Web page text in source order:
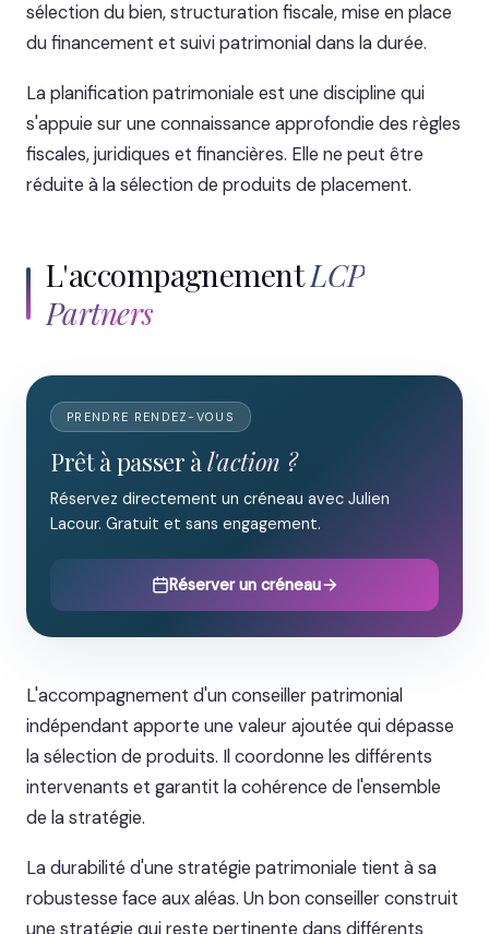
sélection du bien, structuration fiscale, mise en place
du financement et suivi patrimonial dans la durée.
La planification patrimoniale est une discipline qui
s'appuie sur une connaissance approfondie des règles
fiscales, juridiques et financières. Elle ne peut être
réduite à la sélection de produits de placement.
L'accompagnementLCP
Partners
PRENDRE RENDEZ-VOUS
Prêt à passer àl'action ?
Réservez directement un créneau avec Julien
Lacour. Gratuit et sans engagement.
Réserver un créneau
L'accompagnement d'un conseiller patrimonial
indépendant apporte une valeur ajoutée qui dépasse
la sélection de produits. Il coordonne les différents
intervenants et garantit la cohérence de l'ensemble
de la stratégie.
La durabilité d'une stratégie patrimoniale tient à sa
robustesse face aux aléas. Un bon conseiller construit
une stratégie qui reste pertinente dans différents